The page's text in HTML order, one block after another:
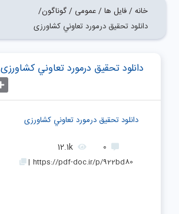
خانه / فایل ها / عمومی / گوناگون/
دانلود تحقیق درمورد تعاوني کشاورزی
دانلود تحقیق درمورد تعاوني کشاورزی
دانلود تحقیق درمورد تعاوني کشاورزی
0
12.1k
https://pdf-doc.ir/p/922bd80
|